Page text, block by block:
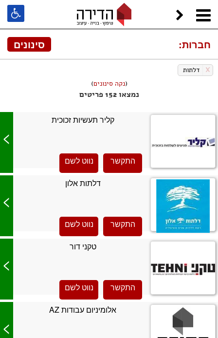
חברות: סינונים
X
דלתות
(נקה סינונים)
נמצאו 152 פריטים
קליר תעשיות זכוכית
התקשר נווט לשם
>
דלתות אלון
התקשר נווט לשם
>
טקני דור
התקשר נווט לשם
>
אלומיניום עבודות AZ
>